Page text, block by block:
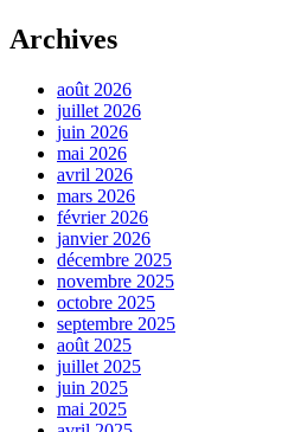
Archives
août 2026
juillet 2026
juin 2026
mai 2026
avril 2026
mars 2026
février 2026
janvier 2026
décembre 2025
novembre 2025
octobre 2025
septembre 2025
août 2025
juillet 2025
juin 2025
mai 2025